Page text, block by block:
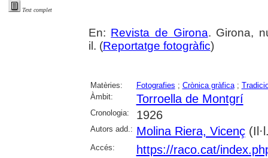
Text complet
En: Revista de Girona. Girona,
il. (Reportatge fotogràfic)
Matèries: Fotografies ; Crònica gràfica;
Àmbit:
Torroella de Montgrí
Cronologia: 1926
Autors add.: Molina Riera, Vicenç
Accés: https://raco.cat/